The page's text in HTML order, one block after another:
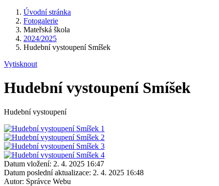
Úvodní stránka
Fotogalerie
Mateřská škola
2024/2025
Hudební vystoupení Smíšek
Vytisknout
Hudební vystoupení Smíšek
Hudební vystoupení
Datum vložení: 2. 4. 2025 16:47
Datum poslední aktualizace: 2. 4. 2025 16:48
Autor: Správce Webu